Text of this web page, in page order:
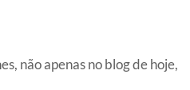
não apenas no blog de hoje,